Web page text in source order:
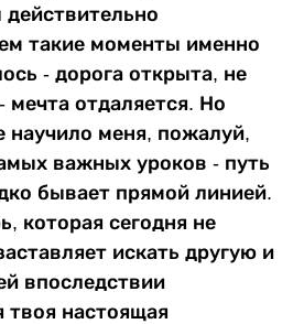
действительно
такие моменты именно
- дорога открыта, не
мечта отдаляется. Но
научило меня, пожалуй,
важных уроков - путь
бывает прямой линией.
которая сегодня не
искать другую и
впоследствии
твоя настоящая